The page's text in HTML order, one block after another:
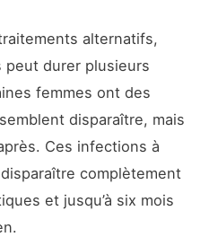
alternatifs,
durer plusieurs
femmes ont des
disparaître, mais
Ces infections à
complètement
et jusqu’à six mois